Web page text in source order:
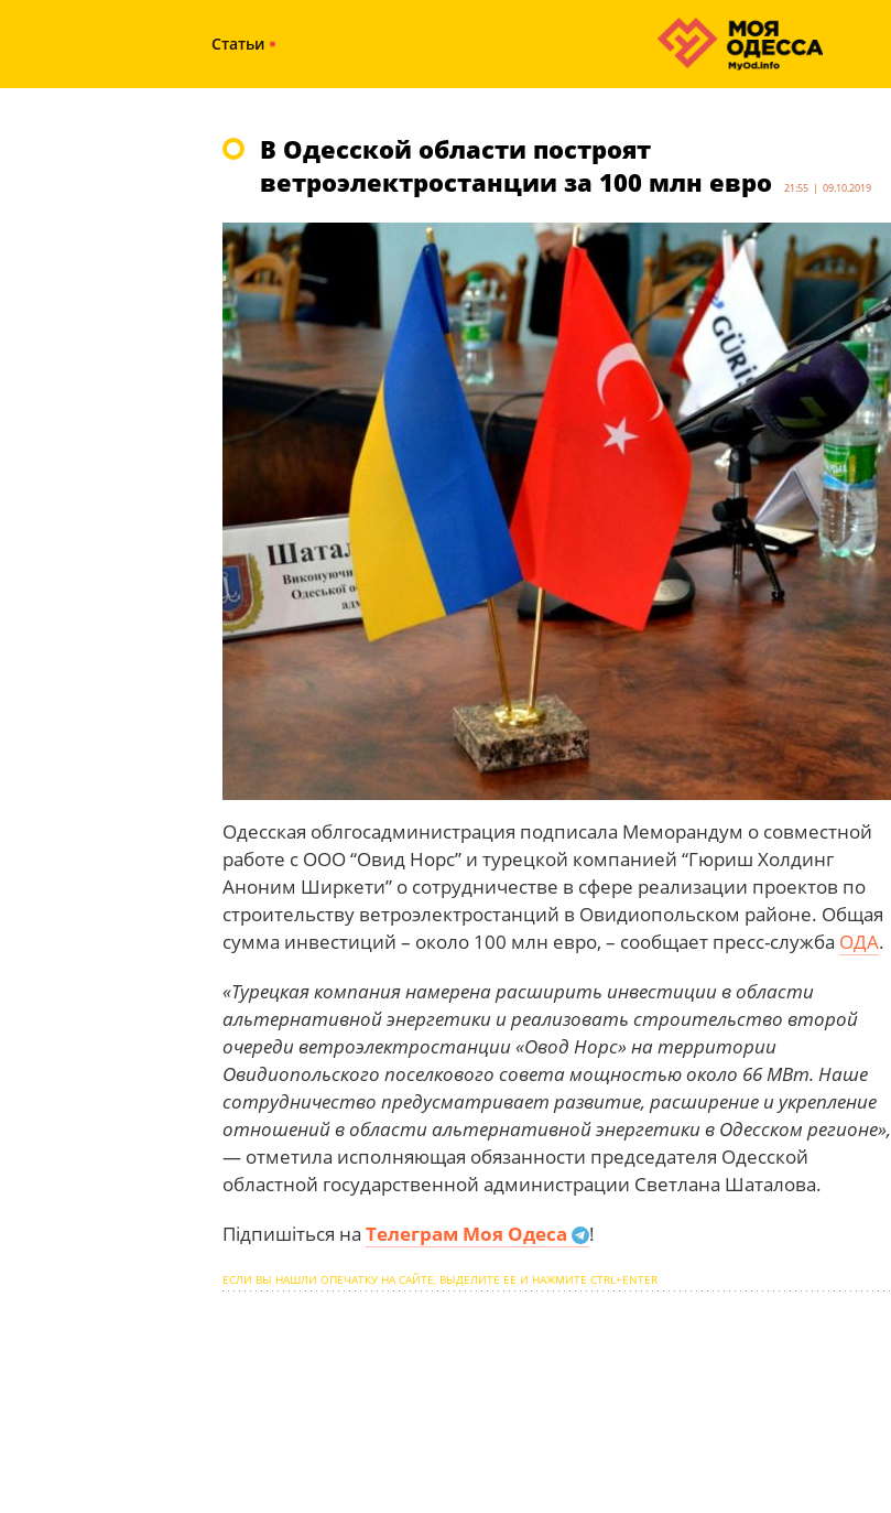
Статьи
В Одесской области построят
ветроэлектростанции за 100 млн евро
21:55 | 09.10.2019
Одесская облгосадминистрация подписала Меморандум о совместной
работе с ООО “Овид Норс” и турецкой компанией “Гюриш Холдинг
Аноним Ширкети” о сотрудничестве в сфере реализации проектов по
строительству ветроэлектростанций в Овидиопольском районе. Общая
сумма инвестиций – около 100 млн евро, – сообщает пресс-служба ОДА.
«Турецкая компания намерена расширить инвестиции в области
альтернативной энергетики и реализовать строительство второй
очереди ветроэлектростанции «Овод Норс» на территории
Овидиопольского поселкового совета мощностью около 66 МВт. Наше
сотрудничество предусматривает развитие, расширение и укрепление
отношений в области альтернативной энергетики в Одесском регионе»,
— отметила исполняющая обязанности председателя Одесской
областной государственной администрации Светлана Шаталова.
Підпишіться на Телеграм Моя Одеса !
ЕСЛИ ВЫ НАШЛИ ОПЕЧАТКУ НА САЙТЕ, ВЫДЕЛИТЕ ЕЕ И НАЖМИТЕ CTRL+ENTER